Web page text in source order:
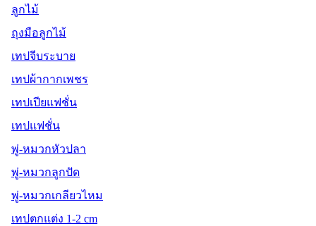
ลูกไม้
ถุงมือลูกไม้
เทปจีบระบาย
เทปผ้ากากเพชร
เทปเปียแฟชั่น
เทปแฟชั่น
พู่-หมวกหัวปลา
พู่-หมวกลูกปัด
พู่-หมวกเกลียวไหม
เทปตกแต่ง 1-2 cm